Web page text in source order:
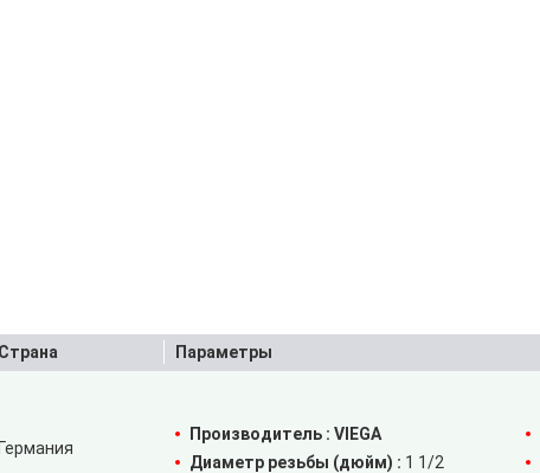
Страна Параметры
Германия
Производитель : VIEGA
Диаметр резьбы (дюйм) : 1 1/2